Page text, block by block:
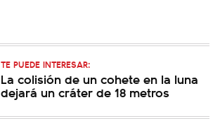
TE PUEDE INTERESAR:
La colisión de un cohete en la luna
dejará un cráter de 18 metros